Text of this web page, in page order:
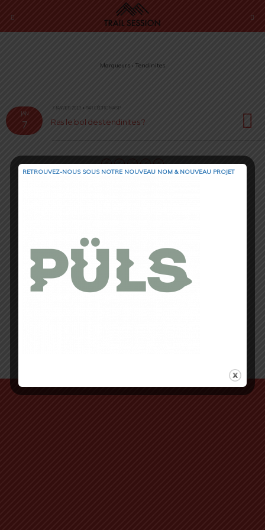
Marqueurs › Tendinites
JAN
7
7 JANVIER 2013 • PAR CÉDRIC MASIP
Ras le bol des tendinites ?
RETROUVEZ-NOUS SOUS NOTRE NOUVEAU NOM & NOUVEAU PROJET